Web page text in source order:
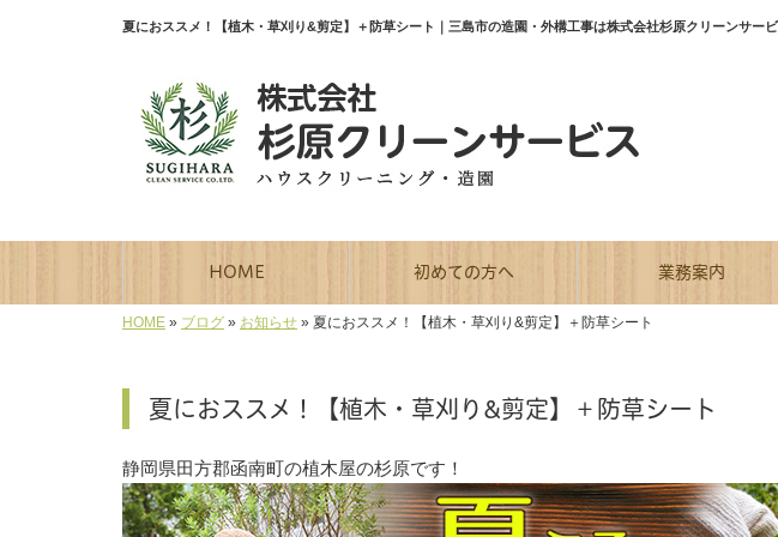
夏におススメ！【植木・草刈り&剪定】＋防草シート｜三島市の造園・外構工事は株式会社杉原クリーンサー
HOME 初めての方へ 業務案内
HOME » ブログ » お知らせ » 夏におススメ！【植木・草刈り&剪定】＋防草シート
夏におススメ！【植木・草刈り&剪定】＋防草シート
静岡県田方郡函南町の植木屋の杉原です！